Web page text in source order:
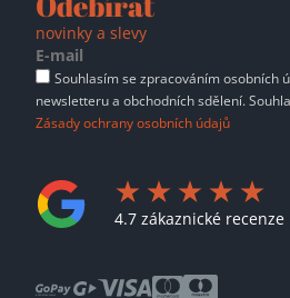
novinky a slevy
Souhlasím se zpracováním osobních
newsletteru a obchodních sdělení.
Zásady ochrany osobních údajů
4.7 zákaznické recenze